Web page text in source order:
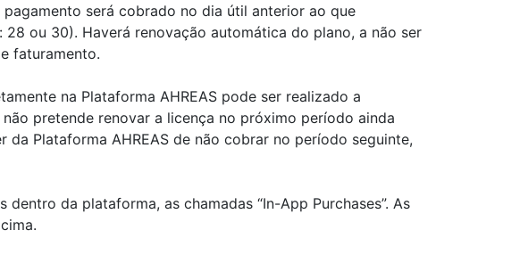
será cobrado no dia útil anterior ao que
ou 30). Haverá renovação automática do plano, a não ser
faturamento.
na Plataforma AHREAS pode ser realizado a
pretende renovar a licença no próximo período ainda
Plataforma AHREAS de não cobrar no período seguinte,
da plataforma, as chamadas “In-App Purchases”. As